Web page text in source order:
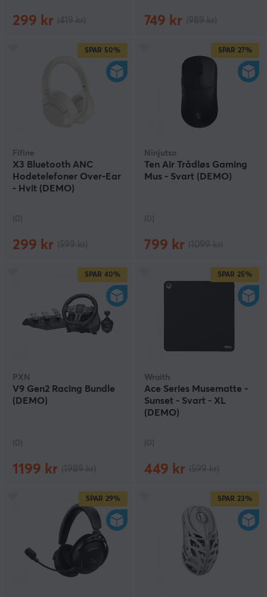
299 kr 749 kr
SPAR 50%
Fifine
X3 Bluetooth ANC
Hodetelefoner Over-Ear
- Hvit (DEMO)
(0)
299 kr
SPAR 27%
Ninjutso
Ten Air Trådløs Gaming
Mus - Svart (DEMO)
(0)
799 kr
SPAR 40%
PXN
V9 Gen2 Racing Bundle
(DEMO)
(0)
1199 kr
SPAR 25%
Wraith
Ace Series Musematte -
Sunset - Svart - XL
(DEMO)
(0)
449 kr
SPAR 29% SPAR 23%